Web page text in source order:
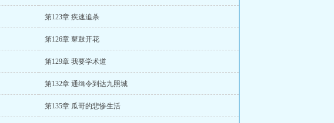
第123章 疾速追杀
第126章 鼙鼓开花
第129章 我要学术道
第132章 通缉令到达九照城
第135章 瓜哥的悲惨生活